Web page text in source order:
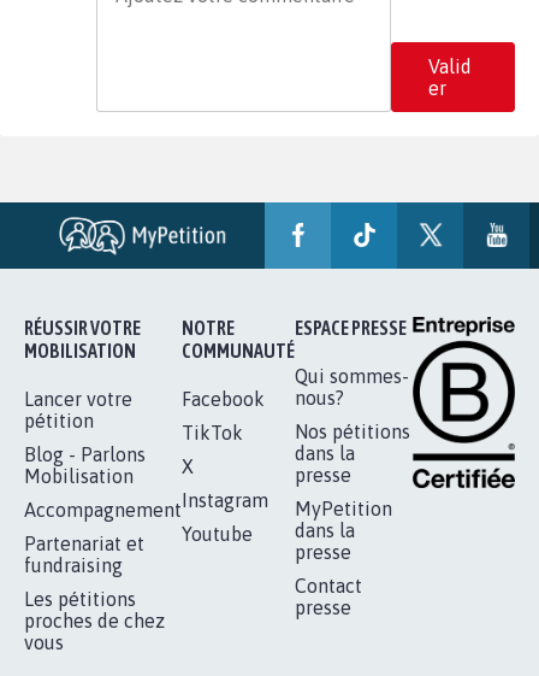
Valid
er
RÉUSSIR VOTRE
MOBILISATION
Lancer votre
pétition
Blog - Parlons
Mobilisation
Accompagnement
Partenariat et
fundraising
Les pétitions
proches de chez
vous
NOTRE
COMMUNAUTÉ
Facebook
TikTok
X
Instagram
Youtube
ESPACE PRESSE
Qui sommes-
nous?
Nos pétitions
dans la
presse
MyPetition
dans la
presse
Contact
presse